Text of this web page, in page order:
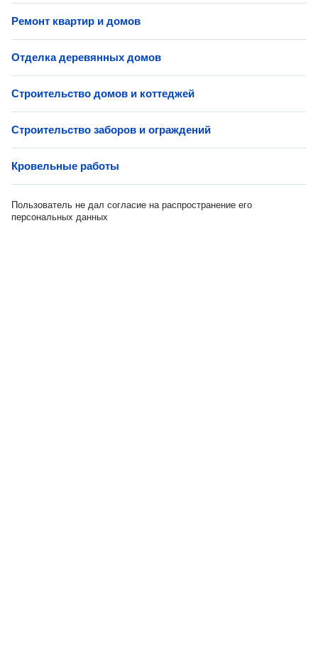
Ремонт квартир и домов
Отделка деревянных домов
Строительство домов и коттеджей
Строительство заборов и ограждений
Кровельные работы
Пользователь не дал согласие на распространение его
персональных данных